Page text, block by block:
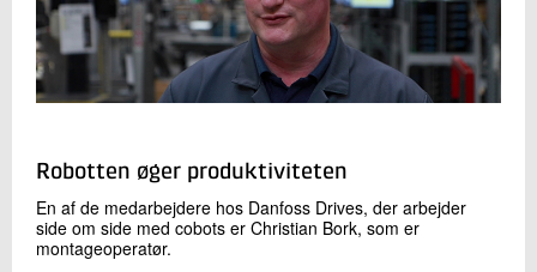
Robotten øger produktiviteten
En af de medarbejdere hos Danfoss Drives, der arbejder
side om side med cobots er Christian Bork, som er
montageoperatør.